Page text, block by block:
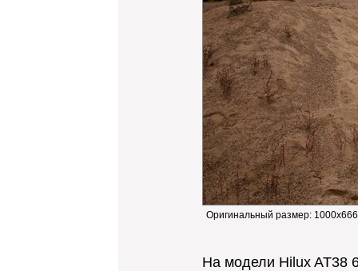
Оригинальный размер:
На модели Hilux AT38